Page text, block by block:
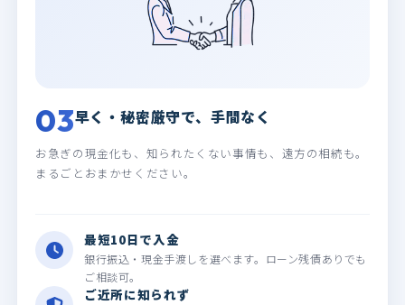
03早く・秘密厳守で、手間なく
お急ぎの現金化も、知られたくない事情も、遠方の相続も。
まるごとおまかせください。
最短10日で入金
銀行振込・現金手渡しを選べます。ローン残債ありでも
ご相談可。
ご近所に知られず